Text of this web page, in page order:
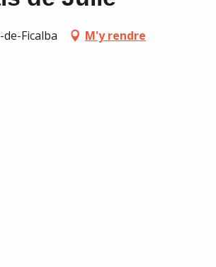
Ficalba M'y rendre